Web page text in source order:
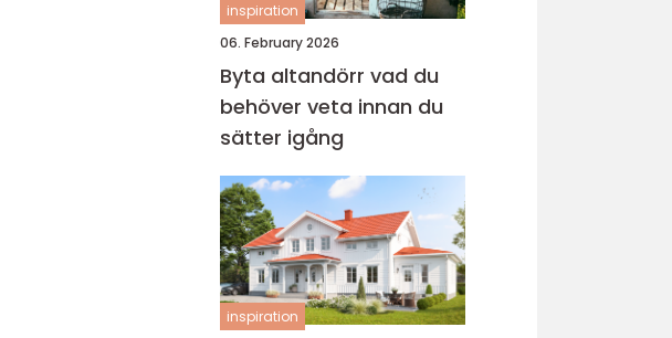
inspiration
06. February 2026
Byta altandörr vad du
behöver veta innan du
sätter igång
inspiration